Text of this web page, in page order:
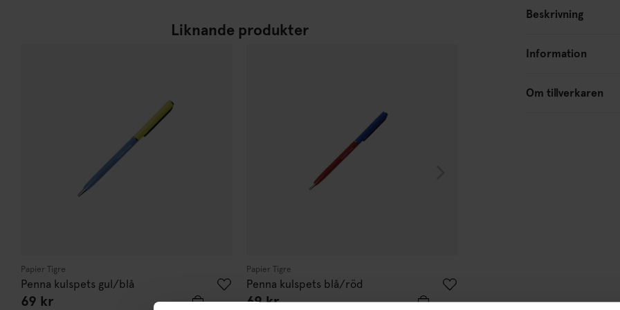
Liknande produkter
Papier Tigre
Penna kulspets gul/blå
69 kr
Papier Tigre
Penna kulspets blå/röd
69kr 69kr
Beskrivning
Information
Om tillverkaren